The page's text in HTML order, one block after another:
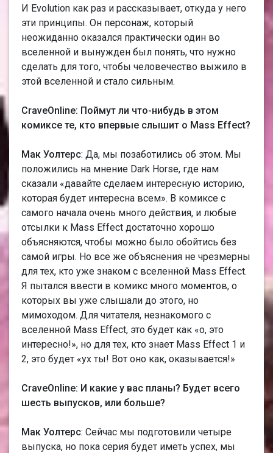
И Evolution как раз и рассказывает, откуда у него
эти принципы. Он персонаж, который
неожиданно оказался практически один во
вселенной и вынужден был понять, что нужно
сделать для того, чтобы человечество выжило в
этой вселенной и стало сильным.
CraveOnline: Поймут ли что-нибудь в этом
комиксе те, кто впервые слышит о Мass Еffect?
Мак Уолтерс: Да, мы позаботились об этом. Мы
положились на мнение Dark Horse, где нам
сказали «давайте сделаем интересную историю,
которая будет интересна всем». В комиксе с
самого начала очень много действия, и любые
отсылки к Мass Еffect достаточно хорошо
объясняются, чтобы можно было обойтись без
самой игры. Но все же объяснения не чрезмерны
для тех, кто уже знаком с вселенной Мass Еffect.
Я пытался ввести в комикс много моментов, о
которых вы уже слышали до этого, но
мимоходом. Для читателя, незнакомого с
вселенной Мass Еffect, это будет как «о, это
интересно!», но для тех, кто знает Мass Еffect 1 и
2, это будет «ух ты! Вот оно как, оказывается!»
CraveOnline: И какие у вас планы? Будет всего
шесть выпусков, или больше?
Мак Уолтерс: Сейчас мы подготовили четыре
выпуска, но пока серия будет иметь успех, мы